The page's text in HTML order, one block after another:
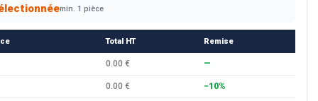
min. 1 pièce
Total HT Remise
0.00 € —
0.00 € −10%